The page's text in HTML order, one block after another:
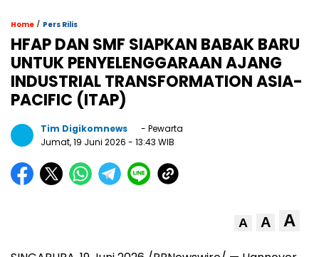
Home / Pers Rilis
HFAP DAN SMF SIAPKAN BABAK BARU
UNTUK PENYELENGGARAAN AJANG
INDUSTRIAL TRANSFORMATION ASIA-
PACIFIC (ITAP)
Tim Digikomnews
- Pewarta
Jumat, 19 Juni 2026 - 13:43 WIB
A A A